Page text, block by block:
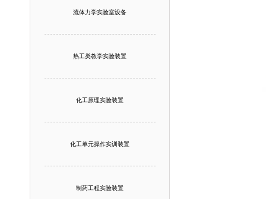
流体力学实验室设备
热工类教学实验装置
化工原理实验装置
化工单元操作实训装置
制药工程实验装置